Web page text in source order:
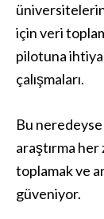
için veri
pilotuna
çalışmaları.
Bu
araştırma
toplamak ve
güveniyor.